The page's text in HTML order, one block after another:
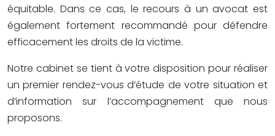
équitable. Dans ce cas, le recours à un avocat est
également fortement recommandé pour défendre
efficacement les droits de la victime.
Notre cabinet se tient à votre disposition pour réaliser
un premier rendez-vous d’étude de votre situation et
d’information sur l’accompagnement que nous
proposons.